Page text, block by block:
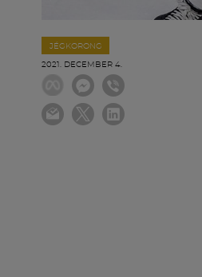
JÉGKORONG
2021. DECEMBER 4.